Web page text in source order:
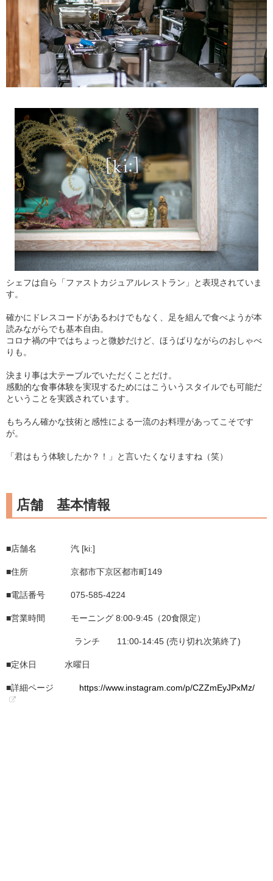
シェフは自ら「ファストカジュアルレストラン」と表現されていま
す。
確かにドレスコードがあるわけでもなく、足を組んで食べようが本
読みながらでも基本自由。
コロナ禍の中ではちょっと微妙だけど、ほうばりながらのおしゃべ
りも。
決まり事は大テーブルでいただくことだけ。
感動的な食事体験を実現するためにはこういうスタイルでも可能だ
ということを実践されています。
もちろん確かな技術と感性による一流のお料理があってこそです
が。
「君はもう体験したか？！」と言いたくなりますね（笑）
店舗 基本情報
■店舗名 汽 [ki:]
■住所 京都市下京区都市町149
■電話番号 075-585-4224
■営業時間 モーニング 8:00-9:45（20食限定）
ランチ 11:00-14:45 (売り切れ次第終了)
■定休日 水曜日
■詳細ページ https://www.instagram.com/p/CZZmEyJPxMz/